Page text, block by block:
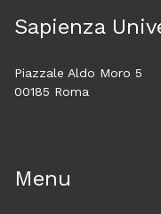
Sapienza
Piazzale Aldo Moro 5
00185 Roma
Menu